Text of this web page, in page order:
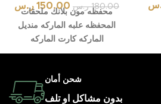
180.00 ر.س 150.00 ر.س
محفظه مون بلانك ملحقات
المحفظه علبه الماركه منديل
الماركه كارت الماركه
شحن أمان
بدون مشاكل او تلف